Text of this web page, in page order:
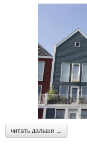
читать дальше →